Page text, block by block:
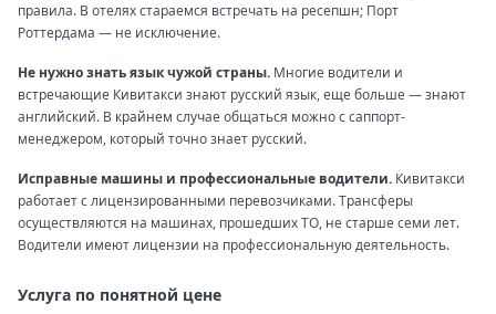
правила. В отелях стараемся встречать на ресепшн; Порт
Роттердама — не исключение.
Не нужно знать язык чужой страны. Многие водители и
встречающие Кивитакси знают русский язык, еще больше — знают
английский. В крайнем случае общаться можно с саппорт-
менеджером, который точно знает русский.
Исправные машины и профессиональные водители. Кивитакси
работает с лицензированными перевозчиками. Трансферы
осуществляются на машинах, прошедших ТО, не старше семи лет.
Водители имеют лицензии на профессиональную деятельность.
Услуга по понятной цене